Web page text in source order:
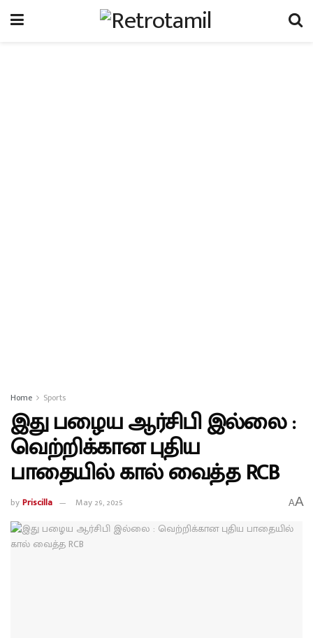
Home Sports
இது பழைய ஆர்சிபி இல்லை :
வெற்றிக்கான புதிய
பாதையில் கால் வைத்த RCB
byPriscilla May 29, 2025 AA